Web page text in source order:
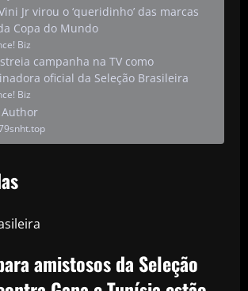
Jr virou o ‘queridinho’ das marcas
Copa do Mundo
Biz
campanha na TV como
oficial da Seleção Brasileira
Biz
amistosos da Seleção